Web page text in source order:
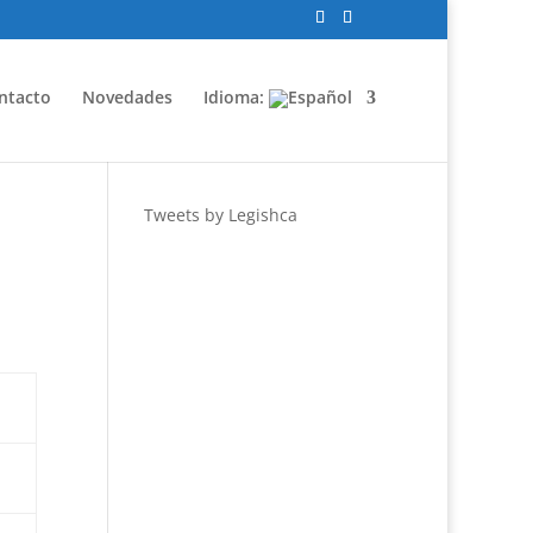
Novedades Idioma:
Tweets by Legishca